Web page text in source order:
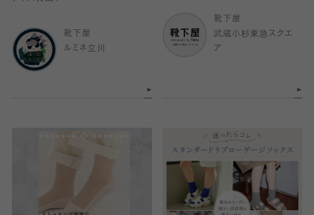
靴下屋
ルミネ立川
靴下屋
武蔵小杉東急スクエ
ア